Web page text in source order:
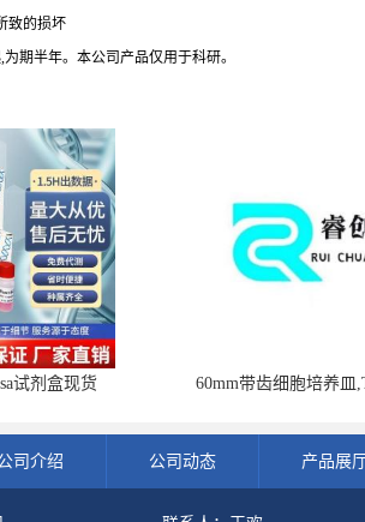
致的损坏
期半年。本公司产品仅用于科研。
试剂盒现货 60mm带齿细胞培养皿
司介绍 公司动态 产品展